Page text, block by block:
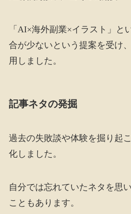
「AI×海外副業×イラスト」と
合が少ないという提案を受け
用しました。
記事ネタの発掘
過去の失敗談や体験を掘り起
化しました。
自分では忘れていたネタを思
こともあります。